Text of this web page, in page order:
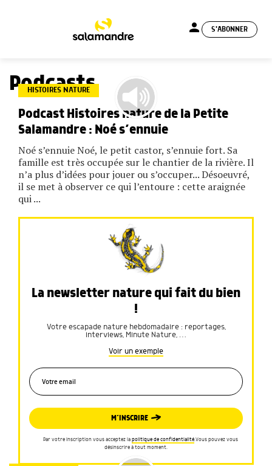
person S'ABONNER
Podcasts
HISTOIRES NATURE
Podcast Histoires nature de la Petite
Salamandre : Noé s’ennuie
Noé s’ennuie Noé, le petit castor, s’ennuie fort. Sa
famille est très occupée sur le chantier de la rivière. Il
n’a plus d’idées pour jouer ou s’occuper... Désoeuvré,
il se met à observer ce qui l’entoure : cette araignée
qui ...
La newsletter nature qui fait du bien
!
Votre escapade nature hebdomadaire : reportages,
interviews, Minute Nature, …
Voir un exemple
M’INSCRIRE
Par votre inscription vous acceptez la politique de confidentialité.Vous pouvez vous
désinscrire à tout moment.